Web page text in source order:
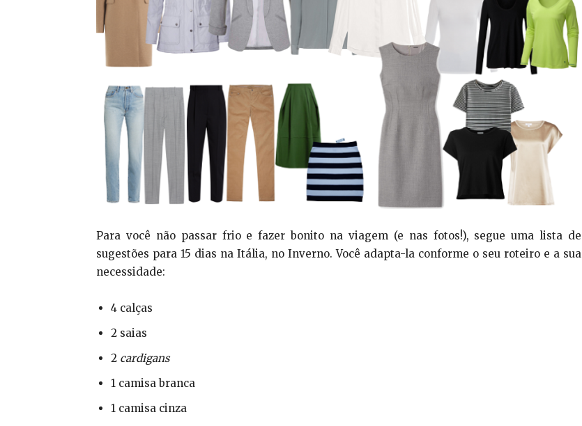
Para você não passar frio e fazer bonito na viagem (e nas fotos!), segue uma lista de
sugestões para 15 dias na Itália, no Inverno. Você adapta-la conforme o seu roteiro e a sua
necessidade:
4 calças
2 saias
2 cardigans
1 camisa branca
1 camisa cinza